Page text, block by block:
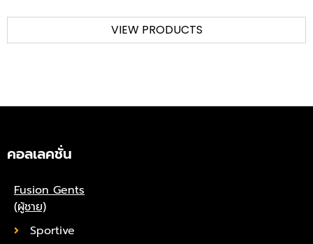
VIEW PRODUCTS
คอลเลคชั่น
Fusion Gents
(ผู้ชาย)
Sportive